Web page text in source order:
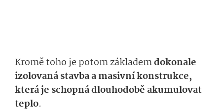
Kromě toho je potom základemdokonale
izolovaná stavba a masivní konstrukce,
která je schopná dlouhodobě akumulovat
teplo.